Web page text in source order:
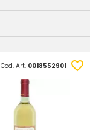
Cod. Art. 0018552901